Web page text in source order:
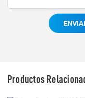
Productos